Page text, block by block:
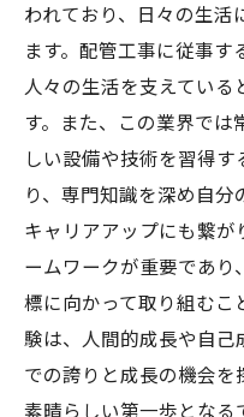
われており、日々の生活
ます。配管工事に従事
人々の生活を支えてい
す。また、この業界では
しい設備や技術を習得
り、専門知識を深め自分
キャリアアップにも繋が
ームワークが重要であり
標に向かって取り組むこ
験は、人間的成長や自己
での誇りと成長の機会
素晴らしい第一歩となる